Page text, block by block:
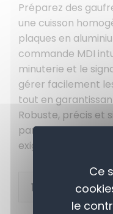
Préparez des
une cuisson
plaques en
commande MDI
minuterie et le
gérer facilement
tout en
Robuste, précis et
parfaitement dans
exigeantes.
Ce
le